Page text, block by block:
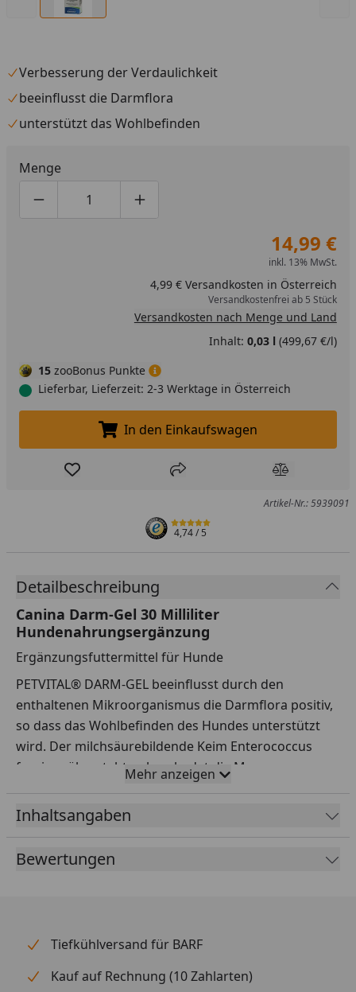
Verbesserung der Verdaulichkeit
beeinflusst die Darmflora
unterstützt das Wohlbefinden
Menge
Produktmenge um eins verringern
Produktmenge manuell eingeben
Produktmenge um eins erhöhen
14,99 €
inkl. 13% MwSt.
4,99 € Versandkosten in Österreich
Versandkostenfrei ab 5 Stück
Versandkosten nach Menge und Land
Inhalt: 0,03 l (499,67 €/l)
15 zooBonus Punkte
Lieferbar, Lieferzeit: 2-3 Werktage in Österreich
In den Einkaufswagen legen
In den Einkaufswagen
Produkt zur Wunschliste hinzufügen
Teilen Produkt
Artikel-Nr.: 5939091
4,74/ 5
Detailbeschreibung
Canina Darm-Gel 30 Milliliter
Hundenahrungsergänzung
Ergänzungsfuttermittel für Hunde
PETVITAL® DARM-GEL beeinflusst durch den
enthaltenen Mikroorganismus die Darmflora positiv,
so dass das Wohlbefinden des Hundes unterstützt
wird. Der milchsäurebildende Keim Enterococcus
faecium übersteht unbeschadet die Magenpassage
und vermehrt sich rasch im Dünndarm. Die
physiologische Darmflora wird stabilisiert und die
Verdaulichkeit des Futters verbessert.
Einsatz bei Irritationen des Magen-Darm-Traktes
oder nach Antibiotikumeinsatz
Mehr anzeigen
Inhaltsangaben
Bewertungen
Tiefkühlversand für BARF
Kauf auf Rechnung (10 Zahlarten)